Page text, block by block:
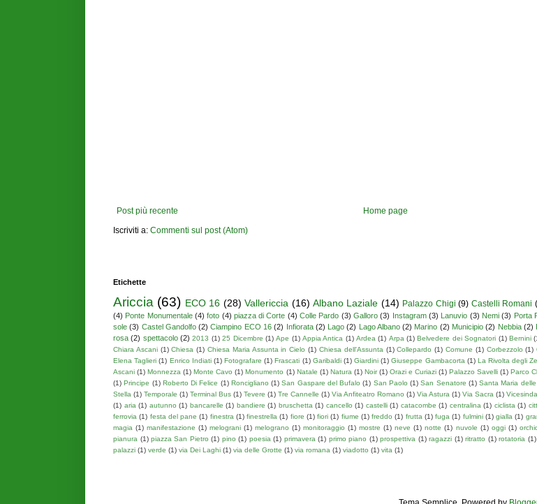
Post più recente
Home page
Iscriviti a: Commenti sul post (Atom)
Etichette
Ariccia (63) ECO 16 (28) Vallericcia (16) Albano Laziale (14) Palazzo Chigi (9) Castelli Romani
(4) Ponte Monumentale (4) foto (4) piazza di Corte (4) Colle Pardo (3) Galloro (3) Instagram (3) Lanuvio (3) Nemi (3) Porta
sole (3) Castel Gandolfo (2) Ciampino ECO 16 (2) Infiorata (2) Lago (2) Lago Albano (2) Marino (2) Municipio (2) Nebbia (2)
rosa (2) spettacolo (2) 2013 (1) 25 Dicembre (1) Ape (1) Appia Antica (1) Ardea (1) Arpa (1) Belvedere dei Sognatori (1) Bernini
Chiara Ascani (1) Chiesa (1) Chiesa Maria Assunta in Cielo (1) Chiesa dell'Assunta (1) Collepardo (1) Comune (1) Corbezzolo (1)
Elena Taglieri (1) Enrico Indiati (1) Fotografare (1) Frascati (1) Garibaldi (1) Giardini (1) Giuseppe Gambacorta (1) La Rivolta degli
Ascani (1) Monnezza (1) Monte Cavo (1) Monumento (1) Natale (1) Natura (1) Noir (1) Orazi e Curiazi (1) Palazzo Savelli (1) Parco
(1) Principe (1) Roberto Di Felice (1) Roncigliano (1) San Gaspare del Bufalo (1) San Paolo (1) San Senatore (1) Santa Maria delle
Stella (1) Temporale (1) Terminal Bus (1) Tevere (1) Tre Cannelle (1) Via Anfiteatro Romano (1) Via Astura (1) Via Sacra (1)
(1) aria (1) autunno (1) bancarelle (1) bandiere (1) bruschetta (1) cancello (1) castelli (1) catacombe (1) centralina (1) ciclista (1)
ferrovia (1) festa del pane (1) finestra (1) finestrella (1) fiore (1) fiori (1) fiume (1) freddo (1) frutta (1) fuga (1) fulmini (1) gialla (1)
magia (1) manifestazione (1) melograni (1) melograno (1) monitoraggio (1) mostre (1) neve (1) notte (1) nuvole (1) oggi (1)
pianura (1) piazza San Pietro (1) pino (1) poesia (1) primavera (1) primo piano (1) prospettiva (1) ragazzi (1) ritratto (1) rotatoria (1)
palazzi (1) verde (1) via Dei Laghi (1) via delle Grotte (1) via romana (1) viadotto (1) vita (1)